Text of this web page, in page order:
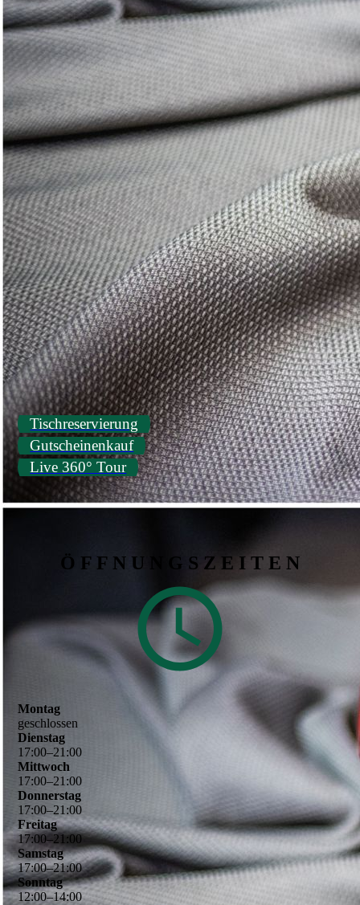
Tischreservierung
Gutscheinenkauf
Live 360° Tour
Ö F F N U N G S Z E I T E N
Montag
geschlossen
Dienstag
17:00–21 :00
Mittwoch
17:00–21 :00
Donnerstag
17:00–21 :00
Freitag
17:00–21:00
Samstag
17:00–21:00
Sonntag
12:00–14:00